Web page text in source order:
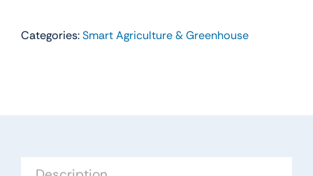
Categories:Smart Agriculture & Greenhouse